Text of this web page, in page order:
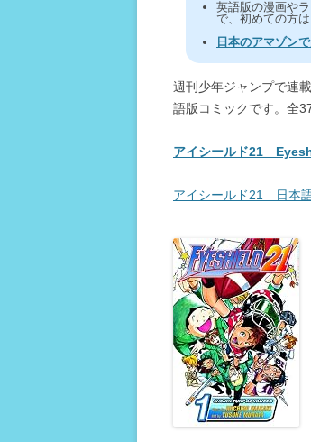
英語版の漫画や
で、初めての方
日本のアマゾン
週刊少年ジャンプで連
語版コミックです。全37
アイシールド21
アイシールド21 日本